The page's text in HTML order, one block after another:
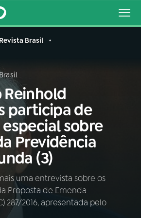
Buscar
AO VIVO
Revista Brasil
participa de
sobre
Previdência
(3)
uma entrevista sobre os
Proposta de Emenda
287/2016, apresentada pelo